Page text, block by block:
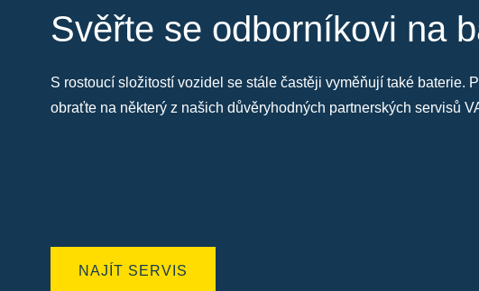
Svěřte se odborníkovi na
S rostoucí složitostí vozidel se stále častěji vyměňují také baterie.
obraťte na některý z našich důvěryhodných partnerských servisů
NAJÍT SERVIS